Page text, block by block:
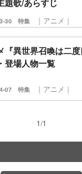
題歌/あらすじ
30 特集 ｜アニメ｜
『異世界召喚は二
登場人物一覧
07 特集 ｜アニメ｜
1/1